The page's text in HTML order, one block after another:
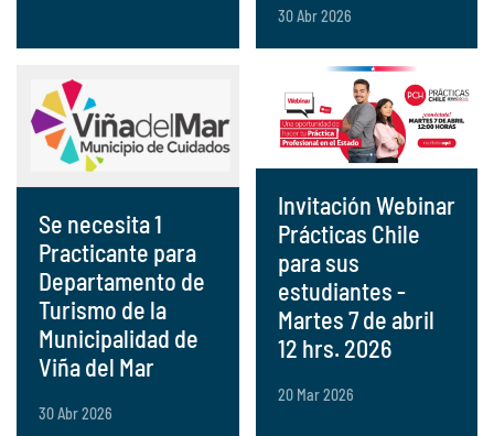
30 Abr 2026
Se necesita 1
Practicante para
Departamento de
Turismo de la
Municipalidad de
Viña del Mar
30 Abr 2026
Invitación Webinar
Prácticas Chile
para sus
estudiantes -
Martes 7 de abril
12 hrs. 2026
20 Mar 2026